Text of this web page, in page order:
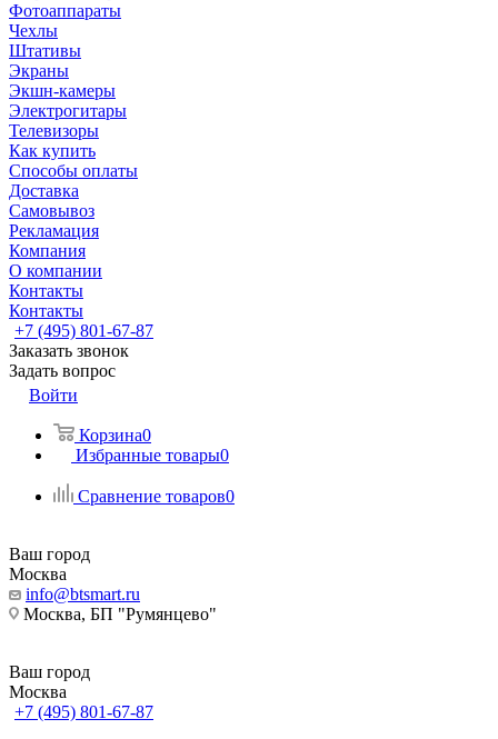
Фотоаппараты
Чехлы
Штативы
Экраны
Экшн-камеры
Электрогитары
Телевизоры
Как купить
Способы оплаты
Доставка
Самовывоз
Рекламация
Компания
О компании
Контакты
Контакты
+7 (495) 801-67-87
Заказать звонок
Задать вопрос
Войти
Корзина0
Избранные товары0
Сравнение товаров0
Ваш город
Москва
info@btsmart.ru
Москва, БП "Румянцево"
Ваш город
Москва
+7 (495) 801-67-87